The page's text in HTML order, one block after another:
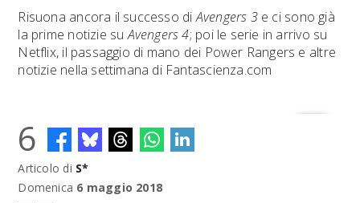
Risuona ancora il successo diAvengers 3e ci sono già
la prime notizie suAvengers 4; poi le serie in arrivo su
Netflix, il passaggio di mano dei Power Rangers e altre
notizie nella settimana di Fantascienza.com
6
Articolo di S*
Domenica 6 maggio 2018